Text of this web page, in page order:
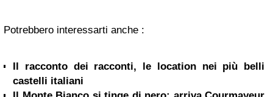
Potrebbero interessarti anche :
Il racconto dei racconti, le location nei più belli
castelli italiani